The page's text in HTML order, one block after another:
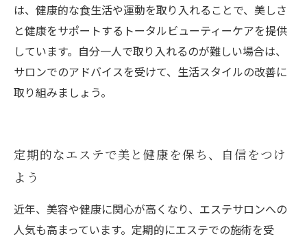
は、健康的な食生活や運動を取り入れることで、美しさ
と健康をサポートするトータルビューティーケアを提供
しています。自分一人で取り入れるのが難しい場合は、
サロンでのアドバイスを受けて、生活スタイルの改善に
取り組みましょう。
定期的なエステで美と健康を保ち、自信をつけ
よう
近年、美容や健康に関心が高くなり、エステサロンへの
人気も高まっています。定期的にエステでの施術を受